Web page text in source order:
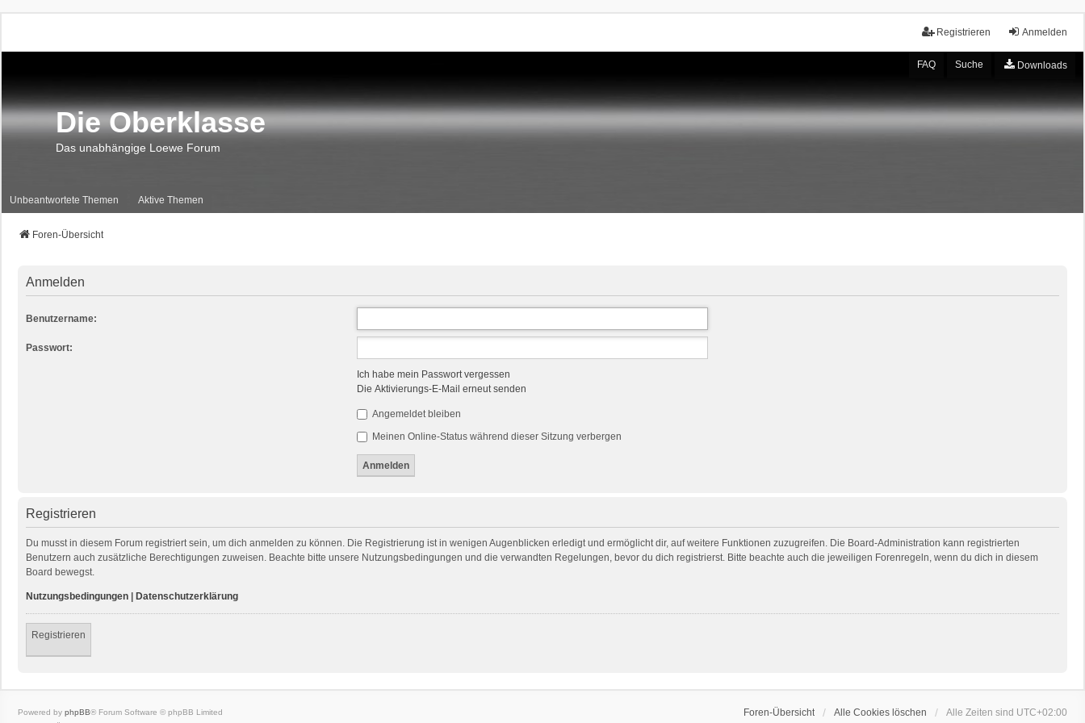
Anmelden
Registrieren
FAQ Suche Downloads
Die Oberklasse
Das unabhängige Loewe Forum
Unbeantwortete Themen Aktive Themen
Foren-Übersicht
Anmelden
Benutzername:
Passwort:
Ich habe mein Passwort vergessen
Die Aktivierungs-E-Mail erneut senden
Angemeldet bleiben
Meinen Online-Status während dieser Sitzung verbergen
Registrieren
Du musst in diesem Forum registriert sein, um dich anmelden zu können. Die Registrierung ist in wenigen Augenblicken erledigt und ermöglicht dir, auf weitere Funktionen zuzugreifen. Die Board-Administration kann registrierten
Benutzern auch zusätzliche Berechtigungen zuweisen. Beachte bitte unsere Nutzungsbedingungen und die verwandten Regelungen, bevor du dich registrierst. Bitte beachte auch die jeweiligen Forenregeln, wenn du dich in diesem
Board bewegst.
Nutzungsbedingungen Datenschutzerklärung
Registrieren
Foren-Übersicht Alle Cookies löschen Alle Zeiten sind UTC+02:00
Powered by phpBB® Forum Software © phpBB Limited